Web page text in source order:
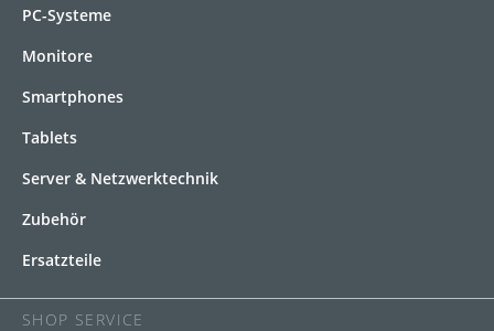
PC-Systeme
Monitore
Smartphones
Tablets
Server & Netzwerktechnik
Zubehör
Ersatzteile
SHOP SERVICE